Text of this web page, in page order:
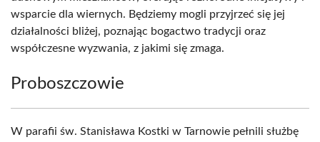
wsparcie dla wiernych. Będziemy mogli przyjrzeć się jej
działalności bliżej, poznając bogactwo tradycji oraz
współczesne wyzwania, z jakimi się zmaga.
Proboszczowie
W parafii św. Stanisława Kostki w Tarnowie pełnili służbę